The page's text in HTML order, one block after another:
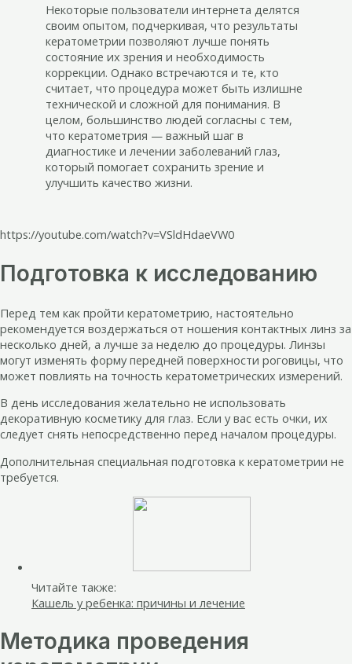
Некоторые пользователи интернета делятся
своим опытом, подчеркивая, что результаты
кератометрии позволяют лучше понять
состояние их зрения и необходимость
коррекции. Однако встречаются и те, кто
считает, что процедура может быть излишне
технической и сложной для понимания. В
целом, большинство людей согласны с тем,
что кератометрия — важный шаг в
диагностике и лечении заболеваний глаз,
который помогает сохранить зрение и
улучшить качество жизни.
https://youtube.com/watch?v=VSldHdaeVW0
Подготовка к исследованию
Перед тем как пройти кератометрию, настоятельно
рекомендуется воздержаться от ношения контактных линз за
несколько дней, а лучше за неделю до процедуры. Линзы
могут изменять форму передней поверхности роговицы, что
может повлиять на точность кератометрических измерений.
В день исследования желательно не использовать
декоративную косметику для глаз. Если у вас есть очки, их
следует снять непосредственно перед началом процедуры.
Дополнительная специальная подготовка к кератометрии не
требуется.
Читайте также:
Кашель у ребенка: причины и лечение
Методика проведения